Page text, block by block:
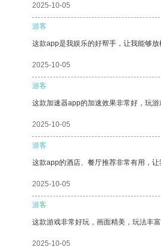
2025-10-05
游客
这款app是我娱乐的好帮手，让我能够放
2025-10-05
游客
这款加速器app的加速效果非常好，玩
2025-10-05
游客
这款app的酒店、餐厅推荐非常有用，让
2025-10-05
游客
这款游戏非常好玩，画面精美，玩法丰富
2025-10-05